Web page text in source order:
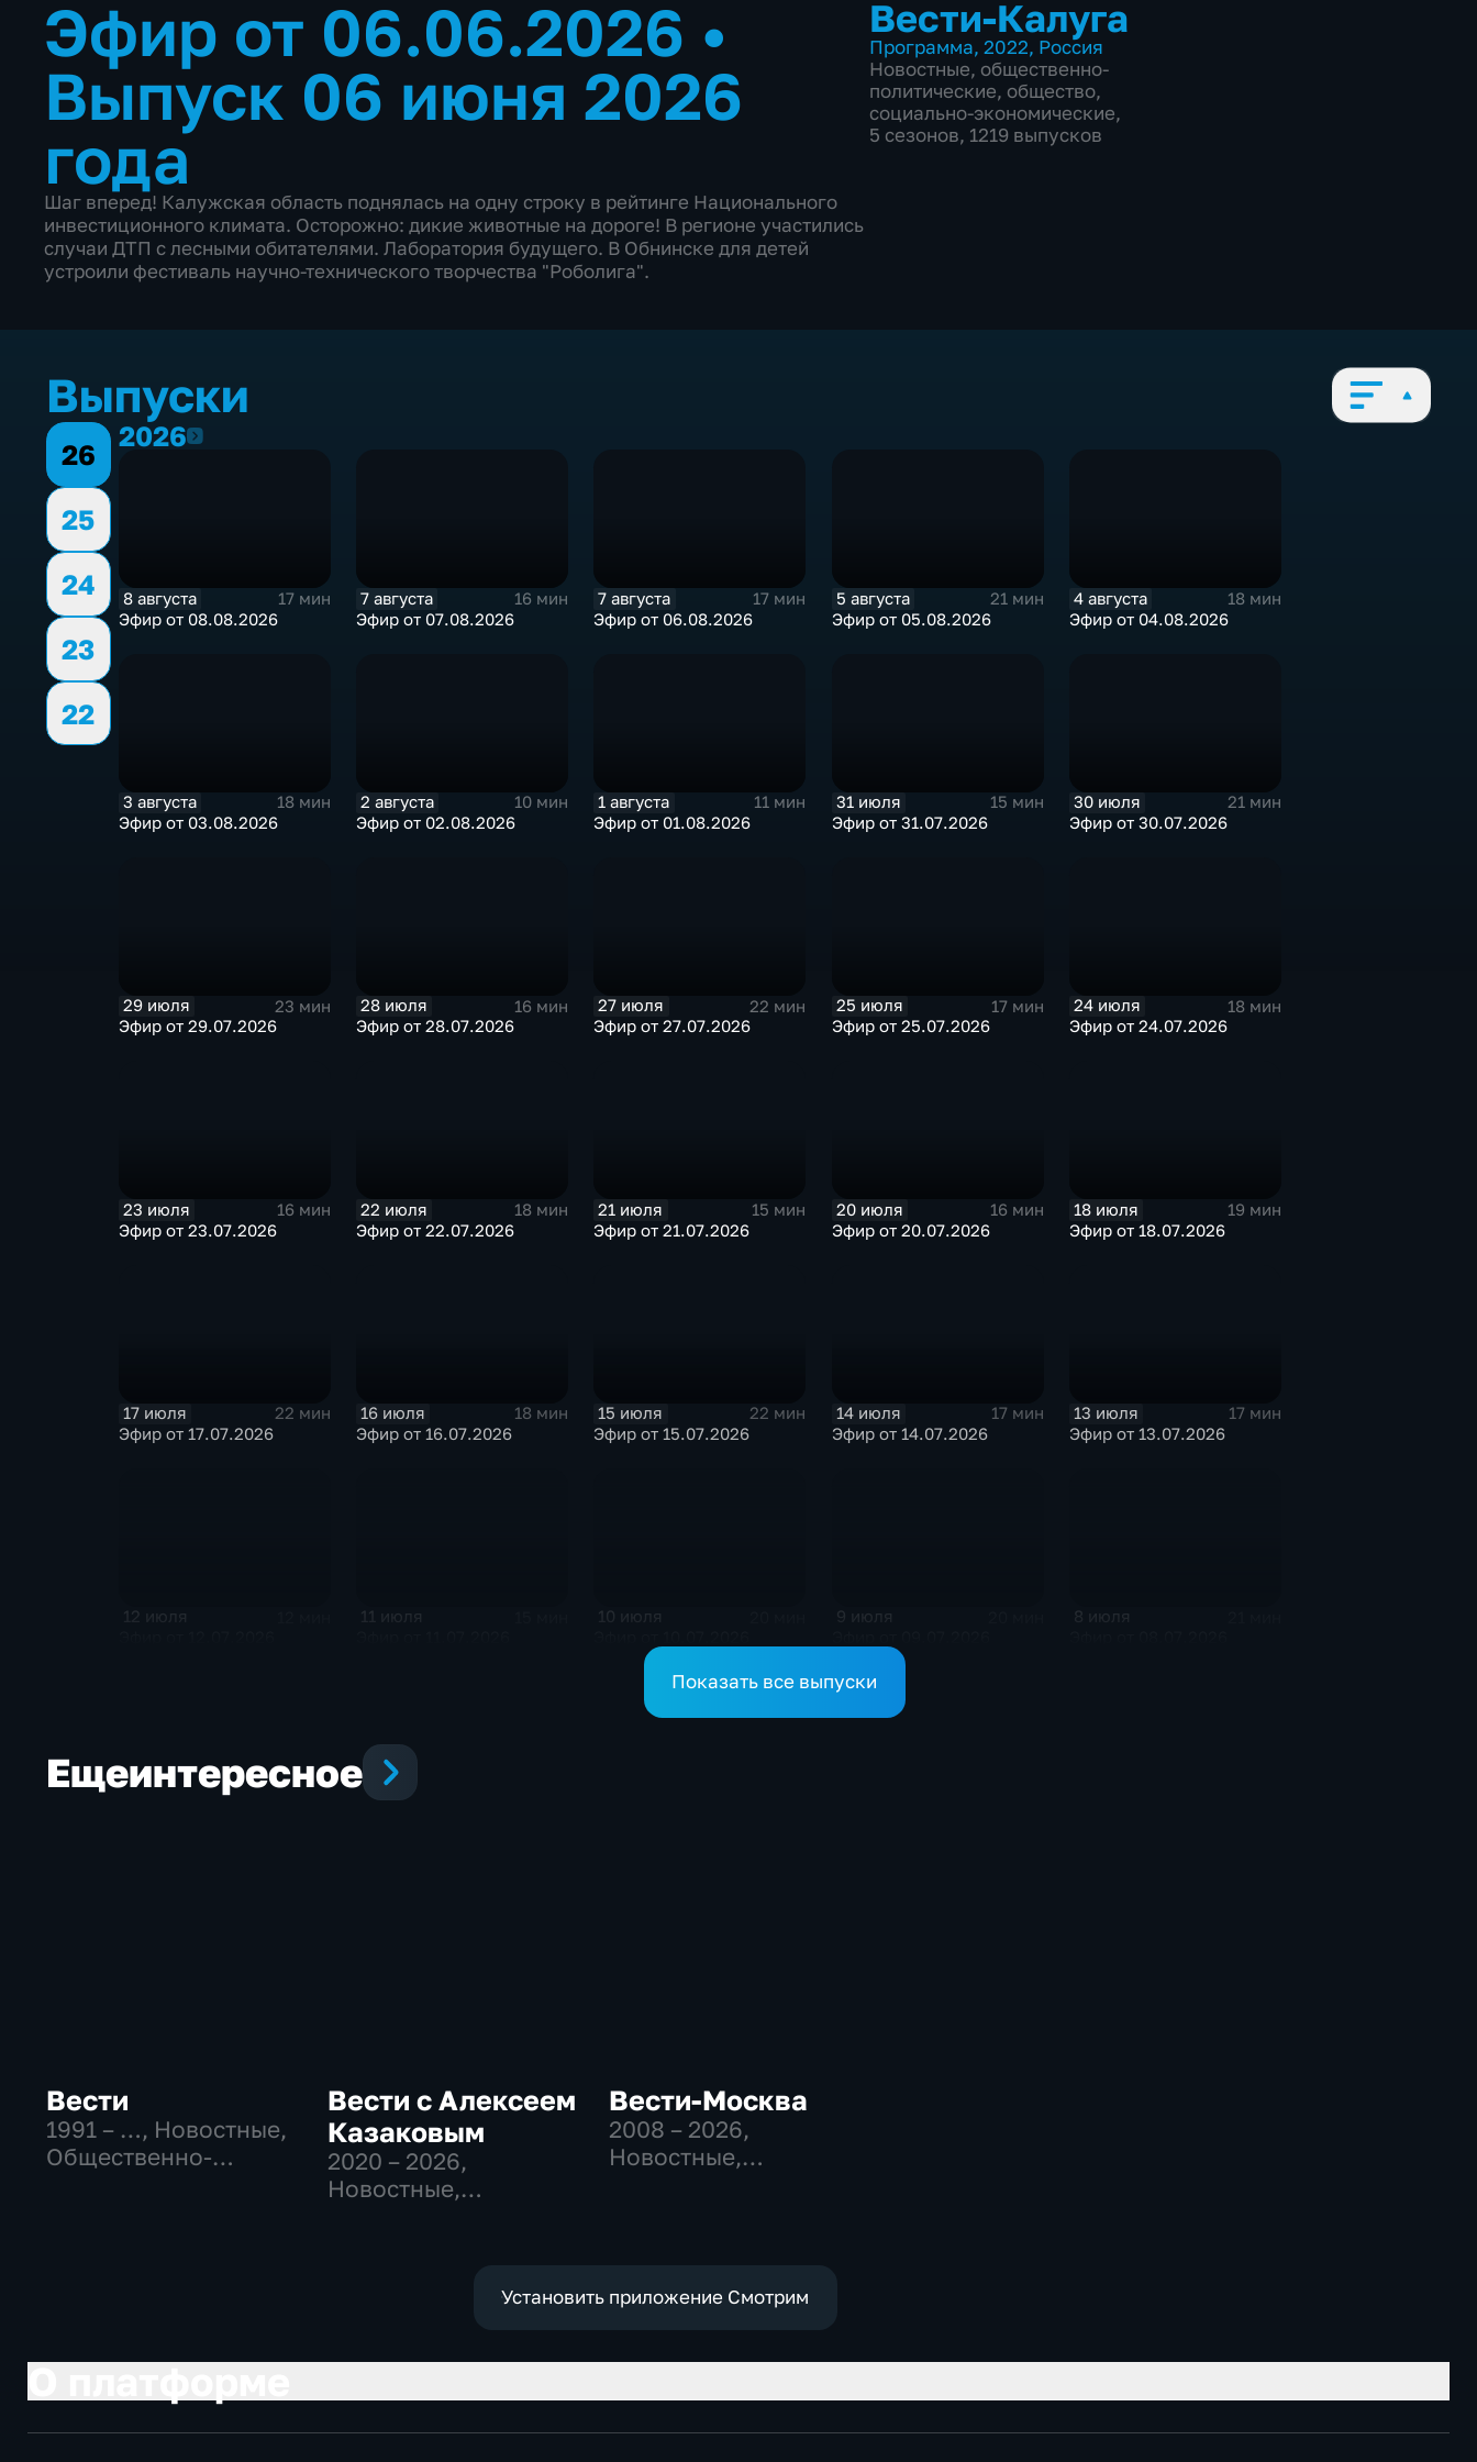
Эфир от 06.06.2026 •
Выпуск 06 июня 2026
года
Шаг вперед! Калужская область поднялась на одну строку в рейтинге Национального
инвестиционного климата. Осторожно: дикие животные на дороге! В регионе участились
случаи ДТП с лесными обитателями. Лаборатория будущего. В Обнинске для детей
устроили фестиваль научно-технического творчества "Роболига".
Вести-Калуга
Программа, 2022, Россия
Новостные, общественно-
политические, общество,
социально-экономические,
5 сезонов, 1219 выпусков
Выпуски
26
25
24
23
22
20262026
8 августа
17 мин
Эфир от 08.08.2026
7 августа
16 мин
Эфир от 07.08.2026
7 августа
17 мин
Эфир от 06.08.2026
5 августа
21 мин
Эфир от 05.08.2026
4 августа
18 мин
Эфир от 04.08.2026
3 августа
18 мин
Эфир от 03.08.2026
2 августа
10 мин
Эфир от 02.08.2026
1 августа
11 мин
Эфир от 01.08.2026
31 июля
15 мин
Эфир от 31.07.2026
30 июля
21 мин
Эфир от 30.07.2026
29 июля
23 мин
Эфир от 29.07.2026
28 июля
16 мин
Эфир от 28.07.2026
27 июля
22 мин
Эфир от 27.07.2026
25 июля
17 мин
Эфир от 25.07.2026
24 июля
18 мин
Эфир от 24.07.2026
23 июля
16 мин
Эфир от 23.07.2026
22 июля
18 мин
Эфир от 22.07.2026
21 июля
15 мин
Эфир от 21.07.2026
20 июля
16 мин
Эфир от 20.07.2026
18 июля
19 мин
Эфир от 18.07.2026
17 июля
22 мин
Эфир от 17.07.2026
16 июля
18 мин
Эфир от 16.07.2026
15 июля
22 мин
Эфир от 15.07.2026
14 июля
17 мин
Эфир от 14.07.2026
13 июля
17 мин
Эфир от 13.07.2026
12 июля 11 июля 10 июля 9 июля 8 июля
Показать все выпуски
Ещеинтересное
Вести
1991 – …, Новостные,
Общественно-
Вести с Алексеем
Казаковым
2020 – 2026,
Новостные,
Вести-Москва
2008 – 2026,
Новостные,
Установить приложение Смотрим